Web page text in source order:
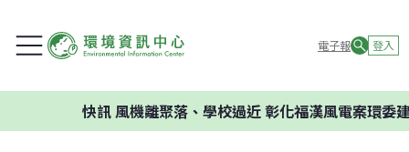
電子報 登入
風機離聚落、學校過近 彰化福漢風電案環委建議不